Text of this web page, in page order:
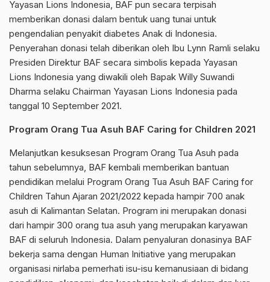
Yayasan Lions Indonesia, BAF pun secara terpisah
memberikan donasi dalam bentuk uang tunai untuk
pengendalian penyakit diabetes Anak di Indonesia.
Penyerahan donasi telah diberikan oleh Ibu Lynn Ramli selaku
Presiden Direktur BAF secara simbolis kepada Yayasan
Lions Indonesia yang diwakili oleh Bapak Willy Suwandi
Dharma selaku Chairman Yayasan Lions Indonesia pada
tanggal 10 September 2021.
Program Orang Tua Asuh BAF Caring for Children 2021
Melanjutkan kesuksesan Program Orang Tua Asuh pada
tahun sebelumnya, BAF kembali memberikan bantuan
pendidikan melalui Program Orang Tua Asuh BAF Caring for
Children Tahun Ajaran 2021/2022 kepada hampir 700 anak
asuh di Kalimantan Selatan. Program ini merupakan donasi
dari hampir 300 orang tua asuh yang merupakan karyawan
BAF di seluruh Indonesia. Dalam penyaluran donasinya BAF
bekerja sama dengan Human Initiative yang merupakan
organisasi nirlaba pemerhati isu-isu kemanusiaan di bidang